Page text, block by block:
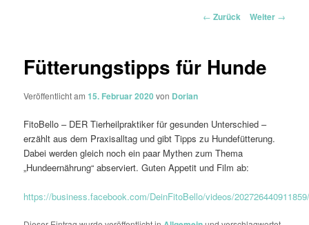
Beitrags-
← Zurück Weiter →
Fütterungstipps für Hunde
Veröffentlicht am15. Februar 2020von Dorian
FitoBello – DER Tierheilpraktiker für gesunden Unterschied –
erzählt aus dem Praxisalltag und gibt Tipps zu Hundefütterung.
Dabei werden gleich noch ein paar Mythen zum Thema
„Hundeernährung“ abserviert. Guten Appetit und Film ab:
https://business.facebook.com/DeinFitoBello/videos/